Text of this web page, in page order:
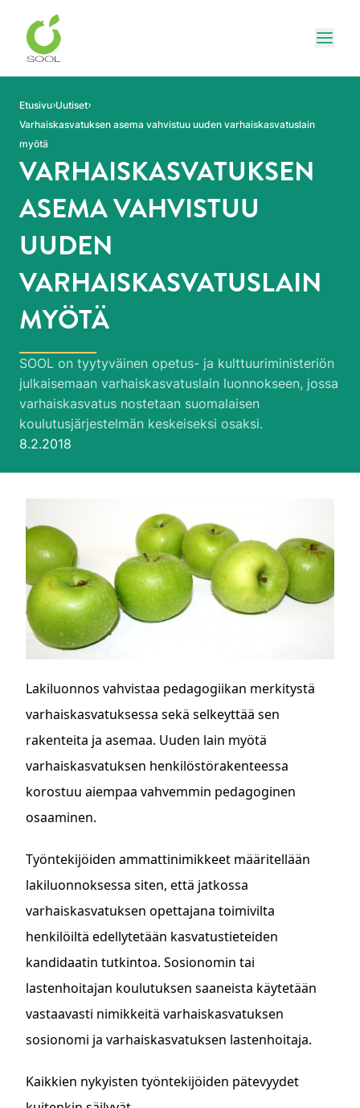
Siirry sivun sisältöön
Etusivu Uutiset
Varhaiskasvatuksen asema vahvistuu uuden varhaiskasvatuslain
myötä
VARHAISKASVATUKSEN
ASEMA VAHVISTUU
UUDEN
VARHAISKASVATUSLAIN
MYÖTÄ
SOOL on tyytyväinen opetus- ja kulttuuriministeriön
julkaisemaan varhaiskasvatuslain luonnokseen, jossa
varhaiskasvatus nostetaan suomalaisen
koulutusjärjestelmän keskeiseksi osaksi.
Julkaistu:
8.2.2018
Lakiluonnos vahvistaa pedagogiikan merkitystä
varhaiskasvatuksessa sekä selkeyttää sen
rakenteita ja asemaa. Uuden lain myötä
varhaiskasvatuksen henkilöstörakenteessa
korostuu aiempaa vahvemmin pedagoginen
osaaminen.
Työntekijöiden ammattinimikkeet määritellään
lakiluonnoksessa siten, että jatkossa
varhaiskasvatuksen opettajana toimivilta
henkilöiltä edellytetään kasvatustieteiden
kandidaatin tutkintoa. Sosionomin tai
lastenhoitajan koulutuksen saaneista käytetään
vastaavasti nimikkeitä varhaiskasvatuksen
sosionomi ja varhaiskasvatuksen lastenhoitaja.
Kaikkien nykyisten työntekijöiden pätevyydet